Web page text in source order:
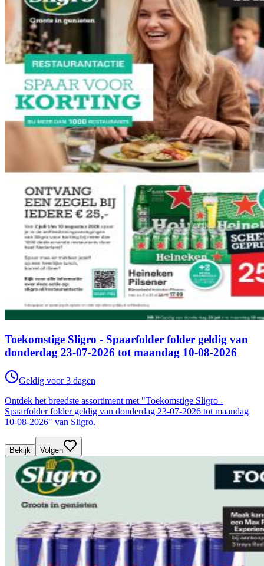
Toekomstige Sligro - Spaarfolder folder geldig van
donderdag 23-07-2026 tot maandag 10-08-2026
Geldig voor 3 dagen
Ontdek het breedste assortiment met "Toekomstige Sligro -
Spaarfolder folder geldig van donderdag 23-07-2026 tot maandag
10-08-2026" van Sligro.
Bekijk Volgen